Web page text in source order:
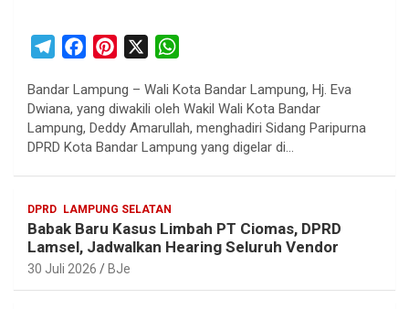
l
e
g
m
c
e
b
k
n
t
e
s
t
a
s
Bandar Lampung – Wali Kota Bandar Lampung, Hj. Eva
Dwiana, yang diwakili oleh Wakil Wali Kota Bandar
Lampung, Deddy Amarullah, menghadiri Sidang Paripurna
DPRD Kota Bandar Lampung yang digelar di…
DPRD LAMPUNG SELATAN
Babak Baru Kasus Limbah PT Ciomas, DPRD
Lamsel, Jadwalkan Hearing Seluruh Vendor
30 Juli 2026 BJe